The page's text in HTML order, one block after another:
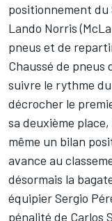
positionnement
Lando Norris(
pneus et de
Chaussé de
suivre le rythme
décrocher le
sa deuxième
même un bilan
avance au
désormais la
équipierSergio
pénalité de Carlos